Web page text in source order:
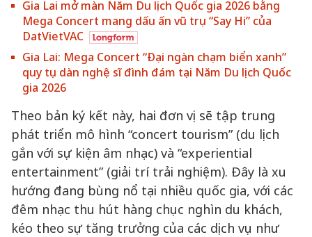
Gia Lai mở màn Năm Du lịch Quốc gia 2026 bằng
Mega Concert mang dấu ấn vũ trụ “Say Hi” của
DatVietVAC
Gia Lai: Mega Concert “Đại ngàn chạm biển xanh”
quy tụ dàn nghệ sĩ đình đám tại Năm Du lịch Quốc
gia 2026
Theo bản ký kết này, hai đơn vị sẽ tập trung
phát triển mô hình “concert tourism” (du lịch
gắn với sự kiện âm nhạc) và “experiential
entertainment” (giải trí trải nghiệm). Đây là xu
hướng đang bùng nổ tại nhiều quốc gia, với các
đêm nhạc thu hút hàng chục nghìn du khách,
kéo theo sự tăng trưởng của các dịch vụ như